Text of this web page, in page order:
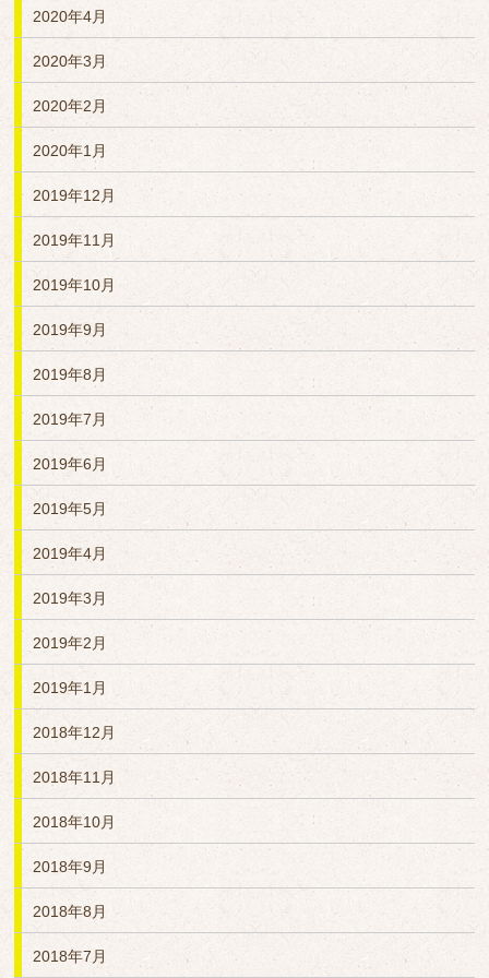
2020年4月
2020年3月
2020年2月
2020年1月
2019年12月
2019年11月
2019年10月
2019年9月
2019年8月
2019年7月
2019年6月
2019年5月
2019年4月
2019年3月
2019年2月
2019年1月
2018年12月
2018年11月
2018年10月
2018年9月
2018年8月
2018年7月